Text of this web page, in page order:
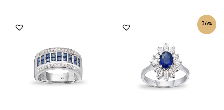
36%
kr69,999.
Nåværende